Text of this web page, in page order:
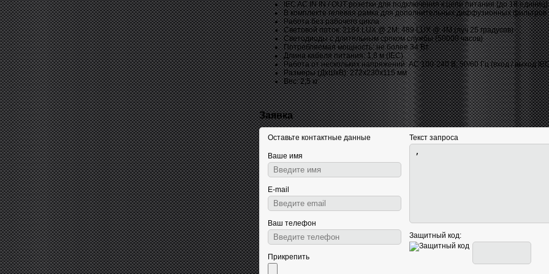
IEC AC IN IN / OUT розетки для подключения к цепи питания (до 18 единиц)
В комплекте гелевая рамка для дополнительных диффузионных фильтров
Работа без рабочего цикла
Световой поток: 2184 LUX @ 2M; 489 LUX @ 4M (луч 25 градусов)
Светодиоды с длительным сроком службы (50000 часов)
Потребляемая мощность: не более 34 Вт
Длина кабеля питания: 1,8 м (IEC)
Работа от нескольких напряжений: AC 100-240 В, 50/60 Гц (вход / выход
Размеры (ДхШхВ): 272x230x115 мм
Вес: 2,5 кг
Заявка
Оставьте контактные данные
Ваше имя
E-mail
Ваш телефон
Прикрепить
Текст запроса
Защитный код: